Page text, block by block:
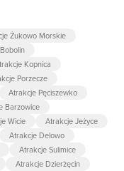
Żukowo Morskie
Kopnica
Porzecze
Atrakcje Pęciszewko
Barzowice
Wicie
Atrakcje Jeżyce
Atrakcje Delowo
Atrakcje Sulimice
Atrakcje Dzierżęcin